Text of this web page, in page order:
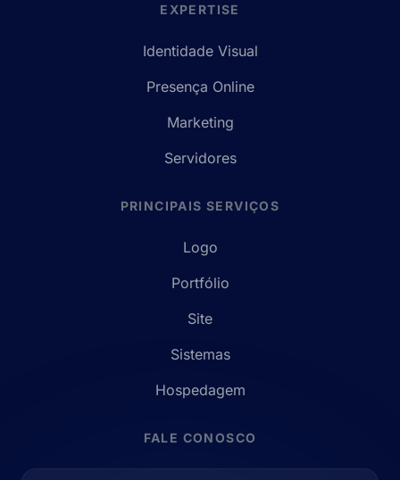
EXPERTISE
Identidade Visual
Presença Online
Marketing
Servidores
PRINCIPAIS SERVIÇOS
Logo
Portfólio
Site
Sistemas
Hospedagem
FALE CONOSCO